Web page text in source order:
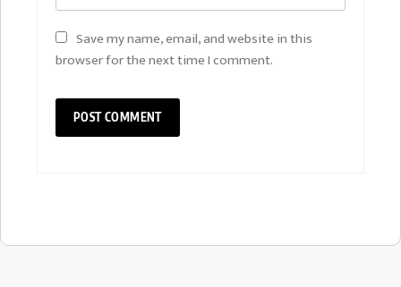
Save my name, email, and website in this
browser for the next time I comment.